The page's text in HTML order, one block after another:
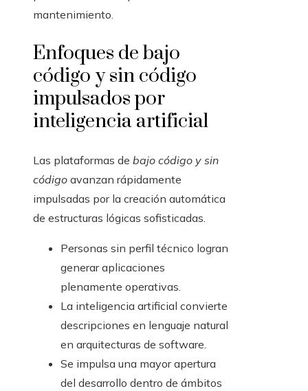
mantenimiento.
Enfoques de bajo
código y sin código
impulsados por
inteligencia artificial
Las plataformas de bajo código y sin
código avanzan rápidamente
impulsadas por la creación automática
de estructuras lógicas sofisticadas.
Personas sin perfil técnico logran
generar aplicaciones
plenamente operativas.
La inteligencia artificial convierte
descripciones en lenguaje natural
en arquitecturas de software.
Se impulsa una mayor apertura
del desarrollo dentro de ámbitos